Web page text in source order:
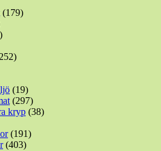
(179)
(19)
(297)
kryp (38)
(191)
(403)